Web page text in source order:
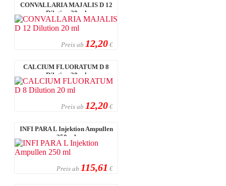
CONVALLARIA MAJALIS D 12
Dilution 20 ml
Preis ab 12,20 €
CALCIUM FLUORATUM D 8
Dilution 20 ml
Preis ab 12,20 €
INFI PARA L Injektion Ampullen
250 ml
Preis ab 115,61 €